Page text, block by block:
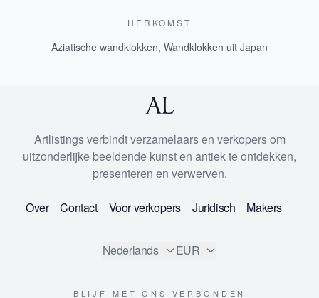
HERKOMST
Aziatische wandklokken, Wandklokken uit Japan
Artlistings verbindt verzamelaars en verkopers om
uitzonderlijke beeldende kunst en antiek te ontdekken,
presenteren en verwerven.
Over Contact Voor verkopers Juridisch Makers
Nederlands EUR
BLIJF MET ONS VERBONDEN